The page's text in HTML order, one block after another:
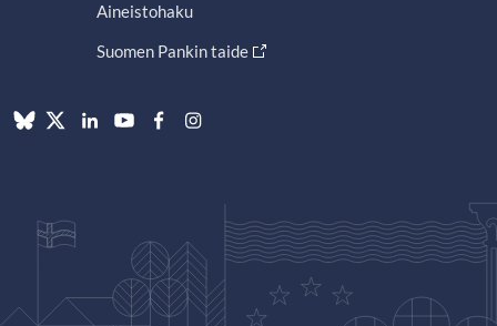
Aineistohaku
Suomen Pankin taide